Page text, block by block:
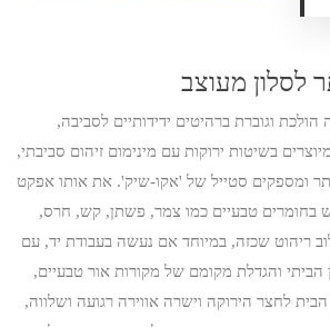
לסלון מעוצב
וגוברת ברהיטים ידידותיים לסביבה,
בשיטות ירוקות עם מינימום זיהום סביבתי,
ומספקים סטייל של 'אקו-שיק'. את אותו אפקט
בחומרים טבעיים כמו צמר, פשתן, קש, חרס,
ריהוט שכזה, במיוחד אם נעשה בעבודת יד, עם
הביתי והגדלת מקומם של מקורות אור טבעיים,
לחצר הירוקה וישרה אווירה רגועה ושלווה,